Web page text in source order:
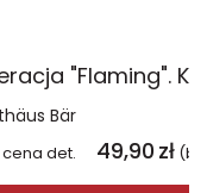
Bär
cena det. 49,90 zł